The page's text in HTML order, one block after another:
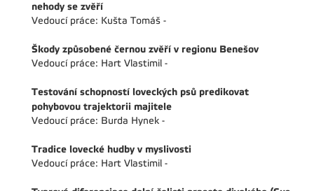
nehody se zvěří
Vedoucí práce: Kušta Tomáš -
Škody způsobené černou zvěří v regionu Benešov
Vedoucí práce: Hart Vlastimil -
Testování schopností loveckých psů predikovat
pohybovou trajektorii majitele
Vedoucí práce: Burda Hynek -
Tradice lovecké hudby v myslivosti
Vedoucí práce: Hart Vlastimil -